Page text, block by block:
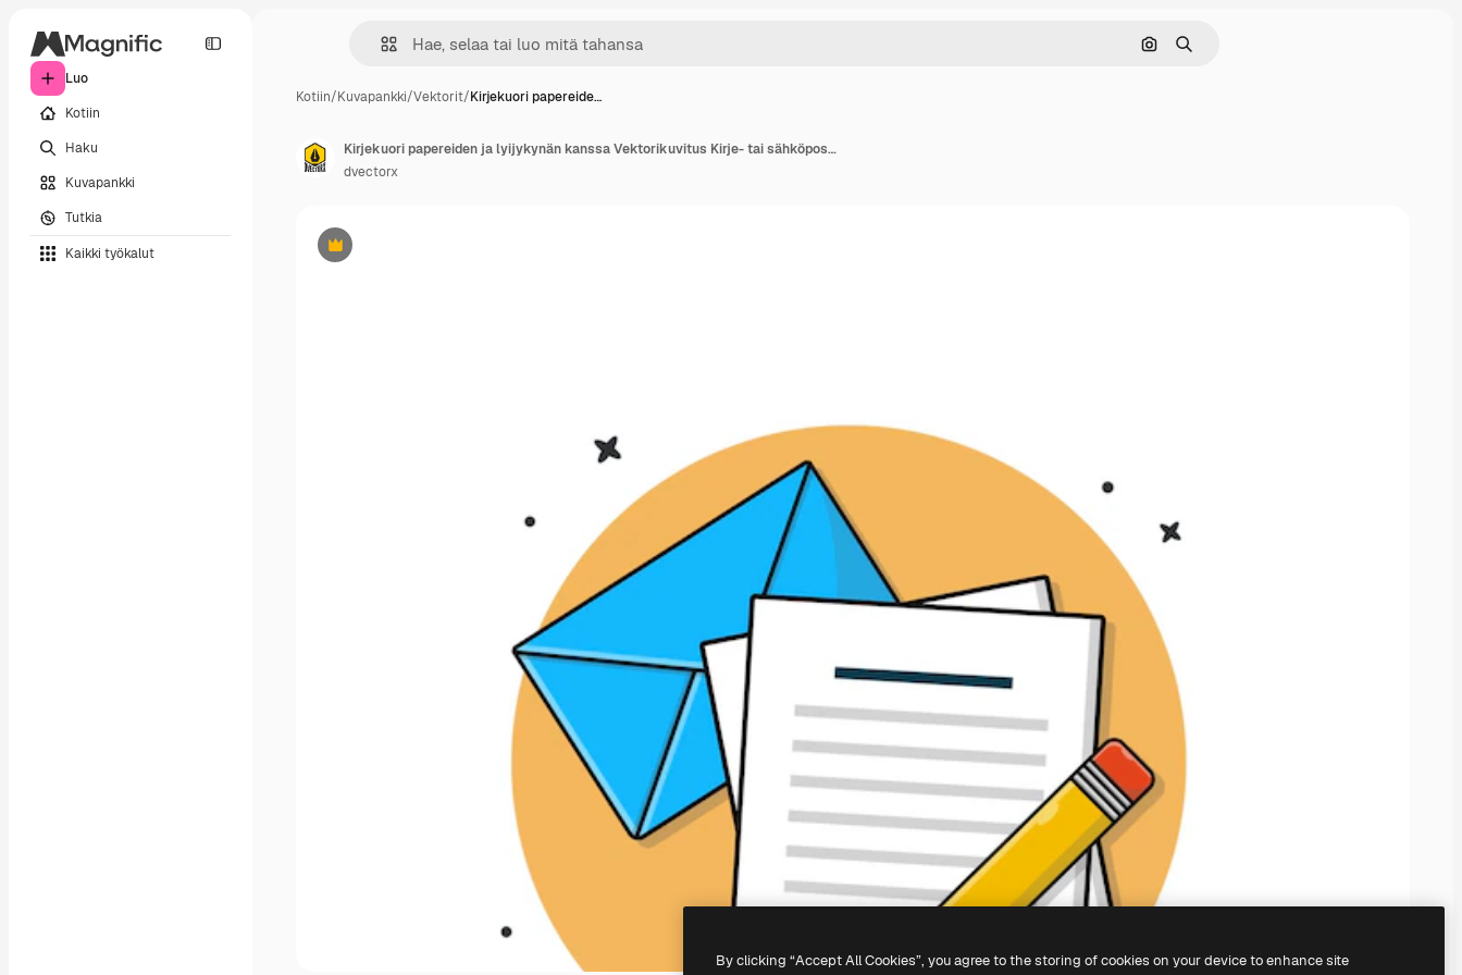
Luo
Kotiin
Haku
Kuvapankki
Tutkia
Kaikki työkalut
Hae kuvan perusteella
Haku
Kotiin/Kuvapankki/Vektorit/Kirjekuori papereide…
Premium
Kirjekuori papereiden ja lyijykynän kanssa Vektorikuvitus Kirje- tai sähköpostikonseptisuunnittelu
dvectorx
By clicking “Accept All Cookies”, you agree to the storing of cookies on your device to enhance site